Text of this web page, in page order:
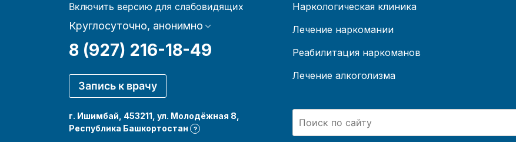
Включить версию для слабовидящих
Круглосуточно, анонимно
8 (927) 216-18-49
Запись к врачу
г. Ишимбай, 453211, ул. Молодёжная 8,
Республика Башкортостан
?
Наркологическая клиника
Лечение наркомании
Реабилитация наркоманов
Лечение алкоголизма